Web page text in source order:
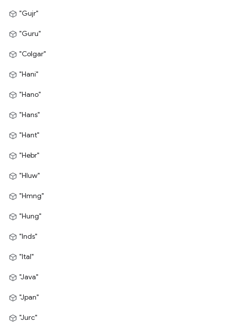
"Gujr"
"Guru"
"Colgar"
"Hani"
"Hano"
"Hans"
"Hant"
"Hebr"
"Hluw"
"Hmng"
"Hung"
"Inds"
"Ital"
"Java"
"Jpan"
"Jurc"